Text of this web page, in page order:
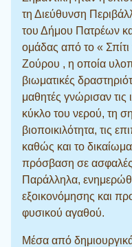
τη Διεύθυνση
του Δήμου Πατρέων
ομάδας από το «
Ζούρου , η οποία
βιωματικές
μαθητές γνώρισαν τις
κύκλο του νερού, τη
βιοποικιλότητα, τις
καθώς και το
πρόσβαση σε ασφαλές
Παράλληλα,
εξοικονόμησης και
φυσικού αγαθού.
Μέσα από